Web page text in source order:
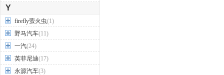
Y
firefly萤火虫(1)
野马汽车(11)
一汽(24)
英菲尼迪(17)
永源汽车(3)